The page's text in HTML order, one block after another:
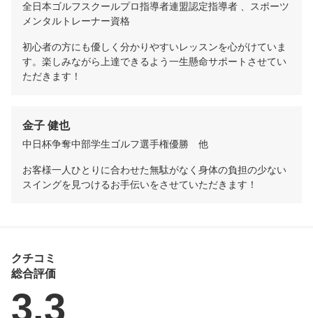
全日本ゴルフスクールプロ指導者連盟認定指導者 、スポーツ
メンタルトレーナー資格
初心者の方にも優しく分かりやすいレッスンを心がけていま
す。楽しみながら上達できるよう一生懸命サポートさせてい
ただきます！
金子 健也
中日杯争奪中部学生ゴルフ選手権優勝　他
お客様一人ひとりに合わせた無駄がなく身体の負担の少ない
スイングを見つけるお手伝いをさせていただきます！
クチコミ
総合評価
3.3